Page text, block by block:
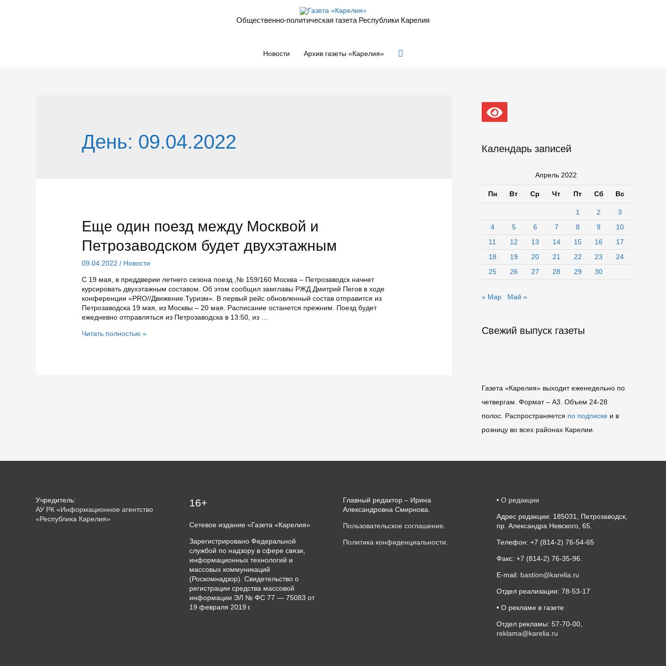
Общественно-политическая газета Республики Карелия
Новости Архив газеты «Карелия» Поиск
День: 09.04.2022
Еще один поезд между Москвой и
Петрозаводском будет двухэтажным
09.04.2022 / Новости
С 19 мая, в преддверии летнего сезона поезд ,№ 159/160 Москва – Петрозаводск начнет
курсировать двухэтажным составом. Об этом сообщил замглавы РЖД Дмитрий Пегов в ходе
конференции «PRO//Движение.Туризм». В первый рейс обновленный состав отправится из
Петрозаводска 19 мая, из Москвы – 20 мая. Расписание останется прежним. Поезд будет
ежедневно отправляться из Петрозаводска в 13:50, из …
Еще
Читать полностью »
Календарь записей
Апрель 2022
Пн Вт Ср Чт Пт Сб Вс
1 2
3
4
5 6 7 8 9
10
11
12 13 14 15 16
17
18
19 20 21 22 23
24
25
26 27 28 29 30
« Мар Май »
Свежий выпуск газеты
Газета «Карелия» выходит еженедельно по
четвергам. Формат – A3. Объем 24-28
полос. Распространяется по подписке и в
розницу во всех районах Карелии.
Учредитель:
АУ РК «Информационное агентство
«Республика Карелия»
16+
Сетевое издание «Газета «Карелия»
Зарегистрировано Федеральной
службой по надзору в сфере связи,
информационных технологий и
массовых коммуникаций
(Роскомнадзор). Свидетельство о
регистрации средства массовой
информации ЭЛ № ФС 77 — 75083 от
19 февраля 2019 г.
Главный редактор – Ирина
Александровна Смирнова.
Пользовательское соглашение
Политика конфиденциальности
• О редакции
Адрес редакции: 185031, Петрозаводск,
пр. Александра Невского, 65.
Телефон: +7 (814-2) 76-54-65
Факс: +7 (814-2) 76-35-96.
E-mail: bastion@karelia.ru
Отдел реализации: 78-53-17
• О рекламе в газете
Отдел рекламы: 57-70-00,
reklama@karelia.ru